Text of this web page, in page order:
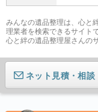
みんなの遺品整理は、心と
理業者を検索できるサイトで
心と絆の遺品整理屋さんの
ネット見積